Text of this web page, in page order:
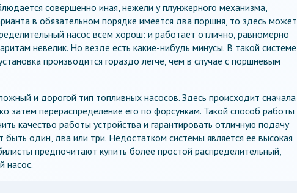
совершенно иная, нежели у плунжерного механизма,
в обязательном порядке имеется два поршня, то здесь может
насос всем хорош: и работает отлично, равномерно
невелик. Но везде есть какие-нибудь минусы. В такой системе
производится гораздо легче, чем в случае с поршневым
и дорогой тип топливных насосов. Здесь происходит сначала
затем перераспределение его по форсункам. Такой способ работы
качество работы устройства и гарантировать отличную подачу
один, два или три. Недостатком системы является ее высокая
предпочитают купить более простой распределительный,
насос.